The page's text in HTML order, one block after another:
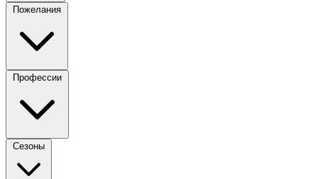
Пожелания
Профессии
Сезоны